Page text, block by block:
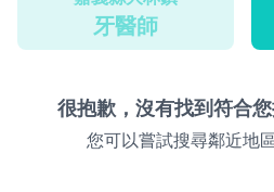
牙醫師
很抱歉，沒有找到符合您
您可以嘗試搜尋鄰近地